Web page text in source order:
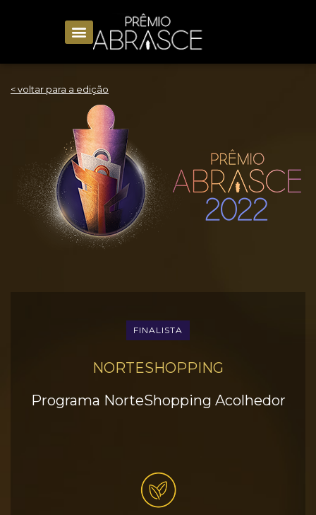
< voltar para a edição
FINALISTA
NORTESHOPPING
Programa NorteShopping Acolhedor